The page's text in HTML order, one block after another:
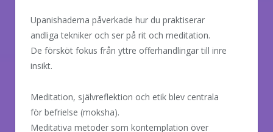
Upanishaderna påverkade hur du praktiserar
andliga tekniker och ser på rit och meditation.
De försköt fokus från yttre offerhandlingar till inre
insikt.
Meditation, självreflektion och etik blev centrala
för befrielse (moksha).
Meditativa metoder som kontemplation över